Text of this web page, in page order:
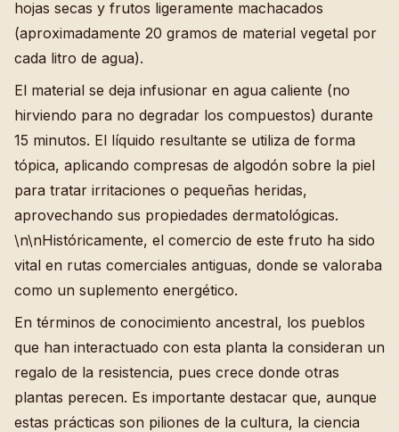
hojas secas y frutos ligeramente machacados
(aproximadamente 20 gramos de material vegetal por
cada litro de agua).
El material se deja infusionar en agua caliente (no
hirviendo para no degradar los compuestos) durante
15 minutos. El líquido resultante se utiliza de forma
tópica, aplicando compresas de algodón sobre la piel
para tratar irritaciones o pequeñas heridas,
aprovechando sus propiedades dermatológicas.
\n\nHistóricamente, el comercio de este fruto ha sido
vital en rutas comerciales antiguas, donde se valoraba
como un suplemento energético.
En términos de conocimiento ancestral, los pueblos
que han interactuado con esta planta la consideran un
regalo de la resistencia, pues crece donde otras
plantas perecen. Es importante destacar que, aunque
estas prácticas son piliones de la cultura, la ciencia